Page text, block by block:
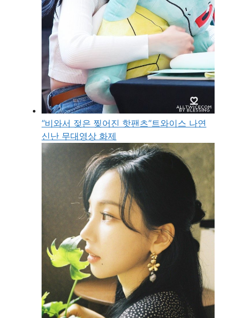
“비와서 젖은 찢어진 핫팬츠”트와이스 나연
신난 무대영상 화제